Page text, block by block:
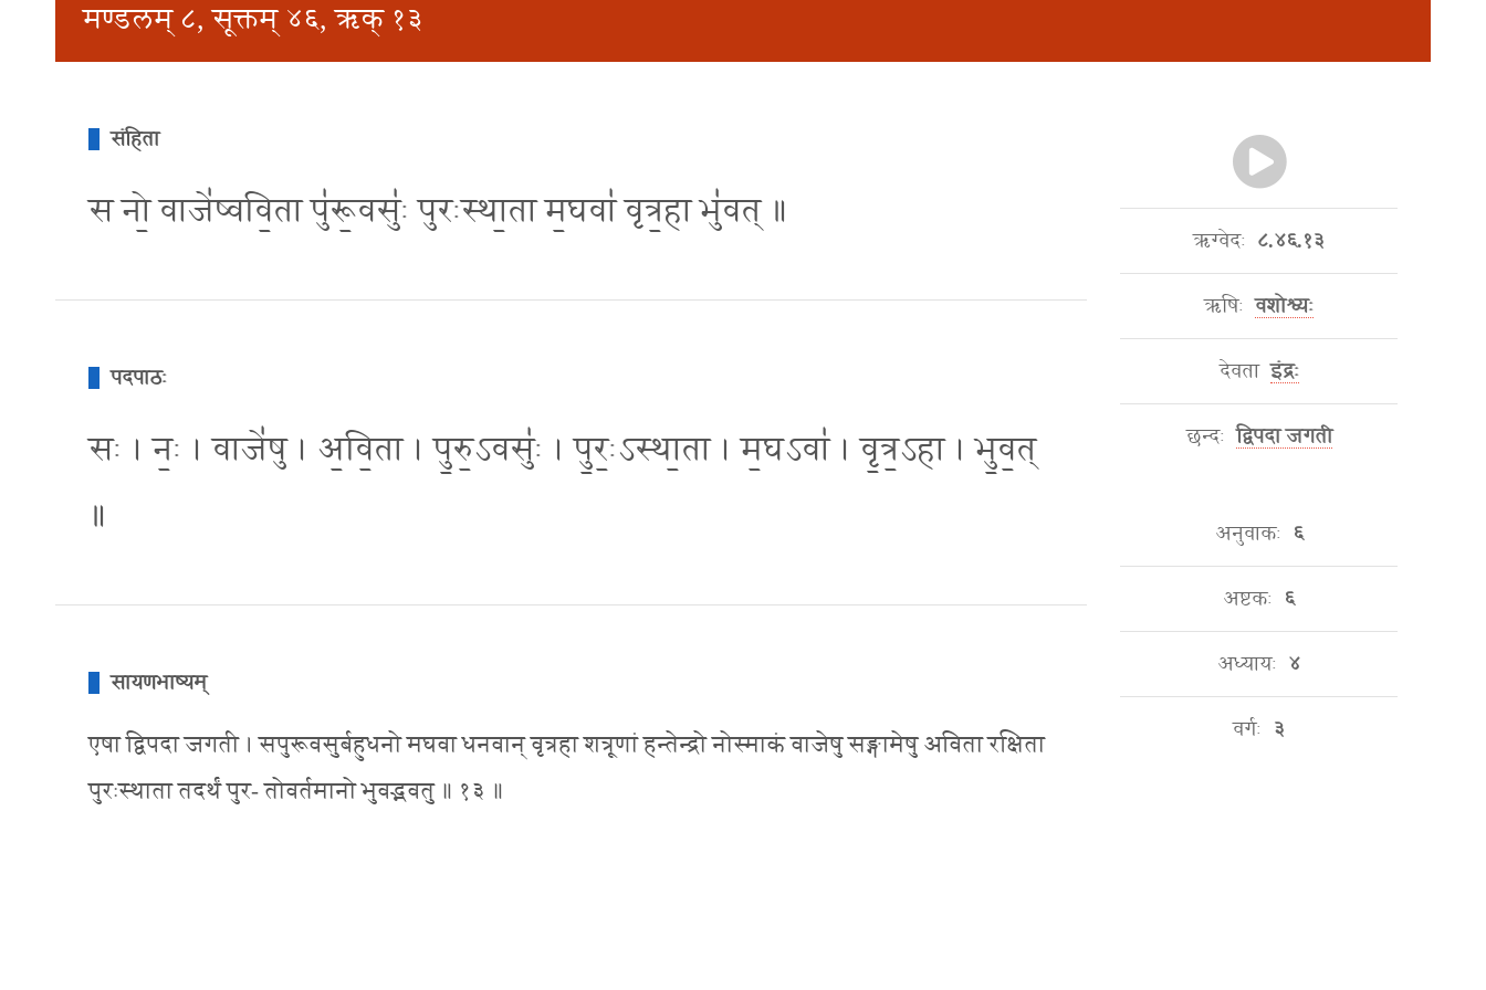
मण्डलम् ८, सूक्तम् ४६, ऋक् १३
संहिता
स नो॒ वाजे॑ष्ववि॒ता पु॑रू॒वसु॑ः पुरःस्था॒ता म॒घवा॑ वृत्र॒हा भु॑वत् ॥
पदपाठः
सः । नः॒ । वाजे॑षु । अ॒वि॒ता । पु॒रु॒ऽवसुः॑ । पु॒रः॒ऽस्था॒ता । म॒घऽवा॑ । वृ॒त्र॒ऽहा । भु॒व॒त्
॥
सायणभाष्यम्
एषा द्विपदा जगती । सपुरूवसुर्बहुधनो मघवा धनवान् वृत्रहा शत्रूणां हन्तेन्द्रो नोस्माकं वाजेषु सङ्गामेषु अविता रक्षिता
पुरःस्थाता तदर्थं पुर- तोवर्तमानो भुवद्भवतु ॥ १३ ॥
ऋग्वेदः ८.४६.१३
ऋषिः वशोश्व्यः
देवता इंद्रः
छन्दः द्विपदा जगती
अनुवाकः ६
अष्टकः ६
अध्यायः ४
वर्गः ३